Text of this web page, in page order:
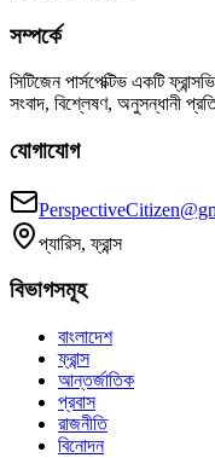
সম্পর্কে
সিটিজেন পার্সপেক্টিভ একটি
সংবাদ, বিশ্লেষণ, অনুসন্ধানী
যোগাযোগ
প্যারিস, ফ্রান্স
বিভাগসমূহ
বাংলাদেশ
ফ্রান্স
আন্তর্জাতিক
প্রবাস
রাজনীতি
বিনোদন